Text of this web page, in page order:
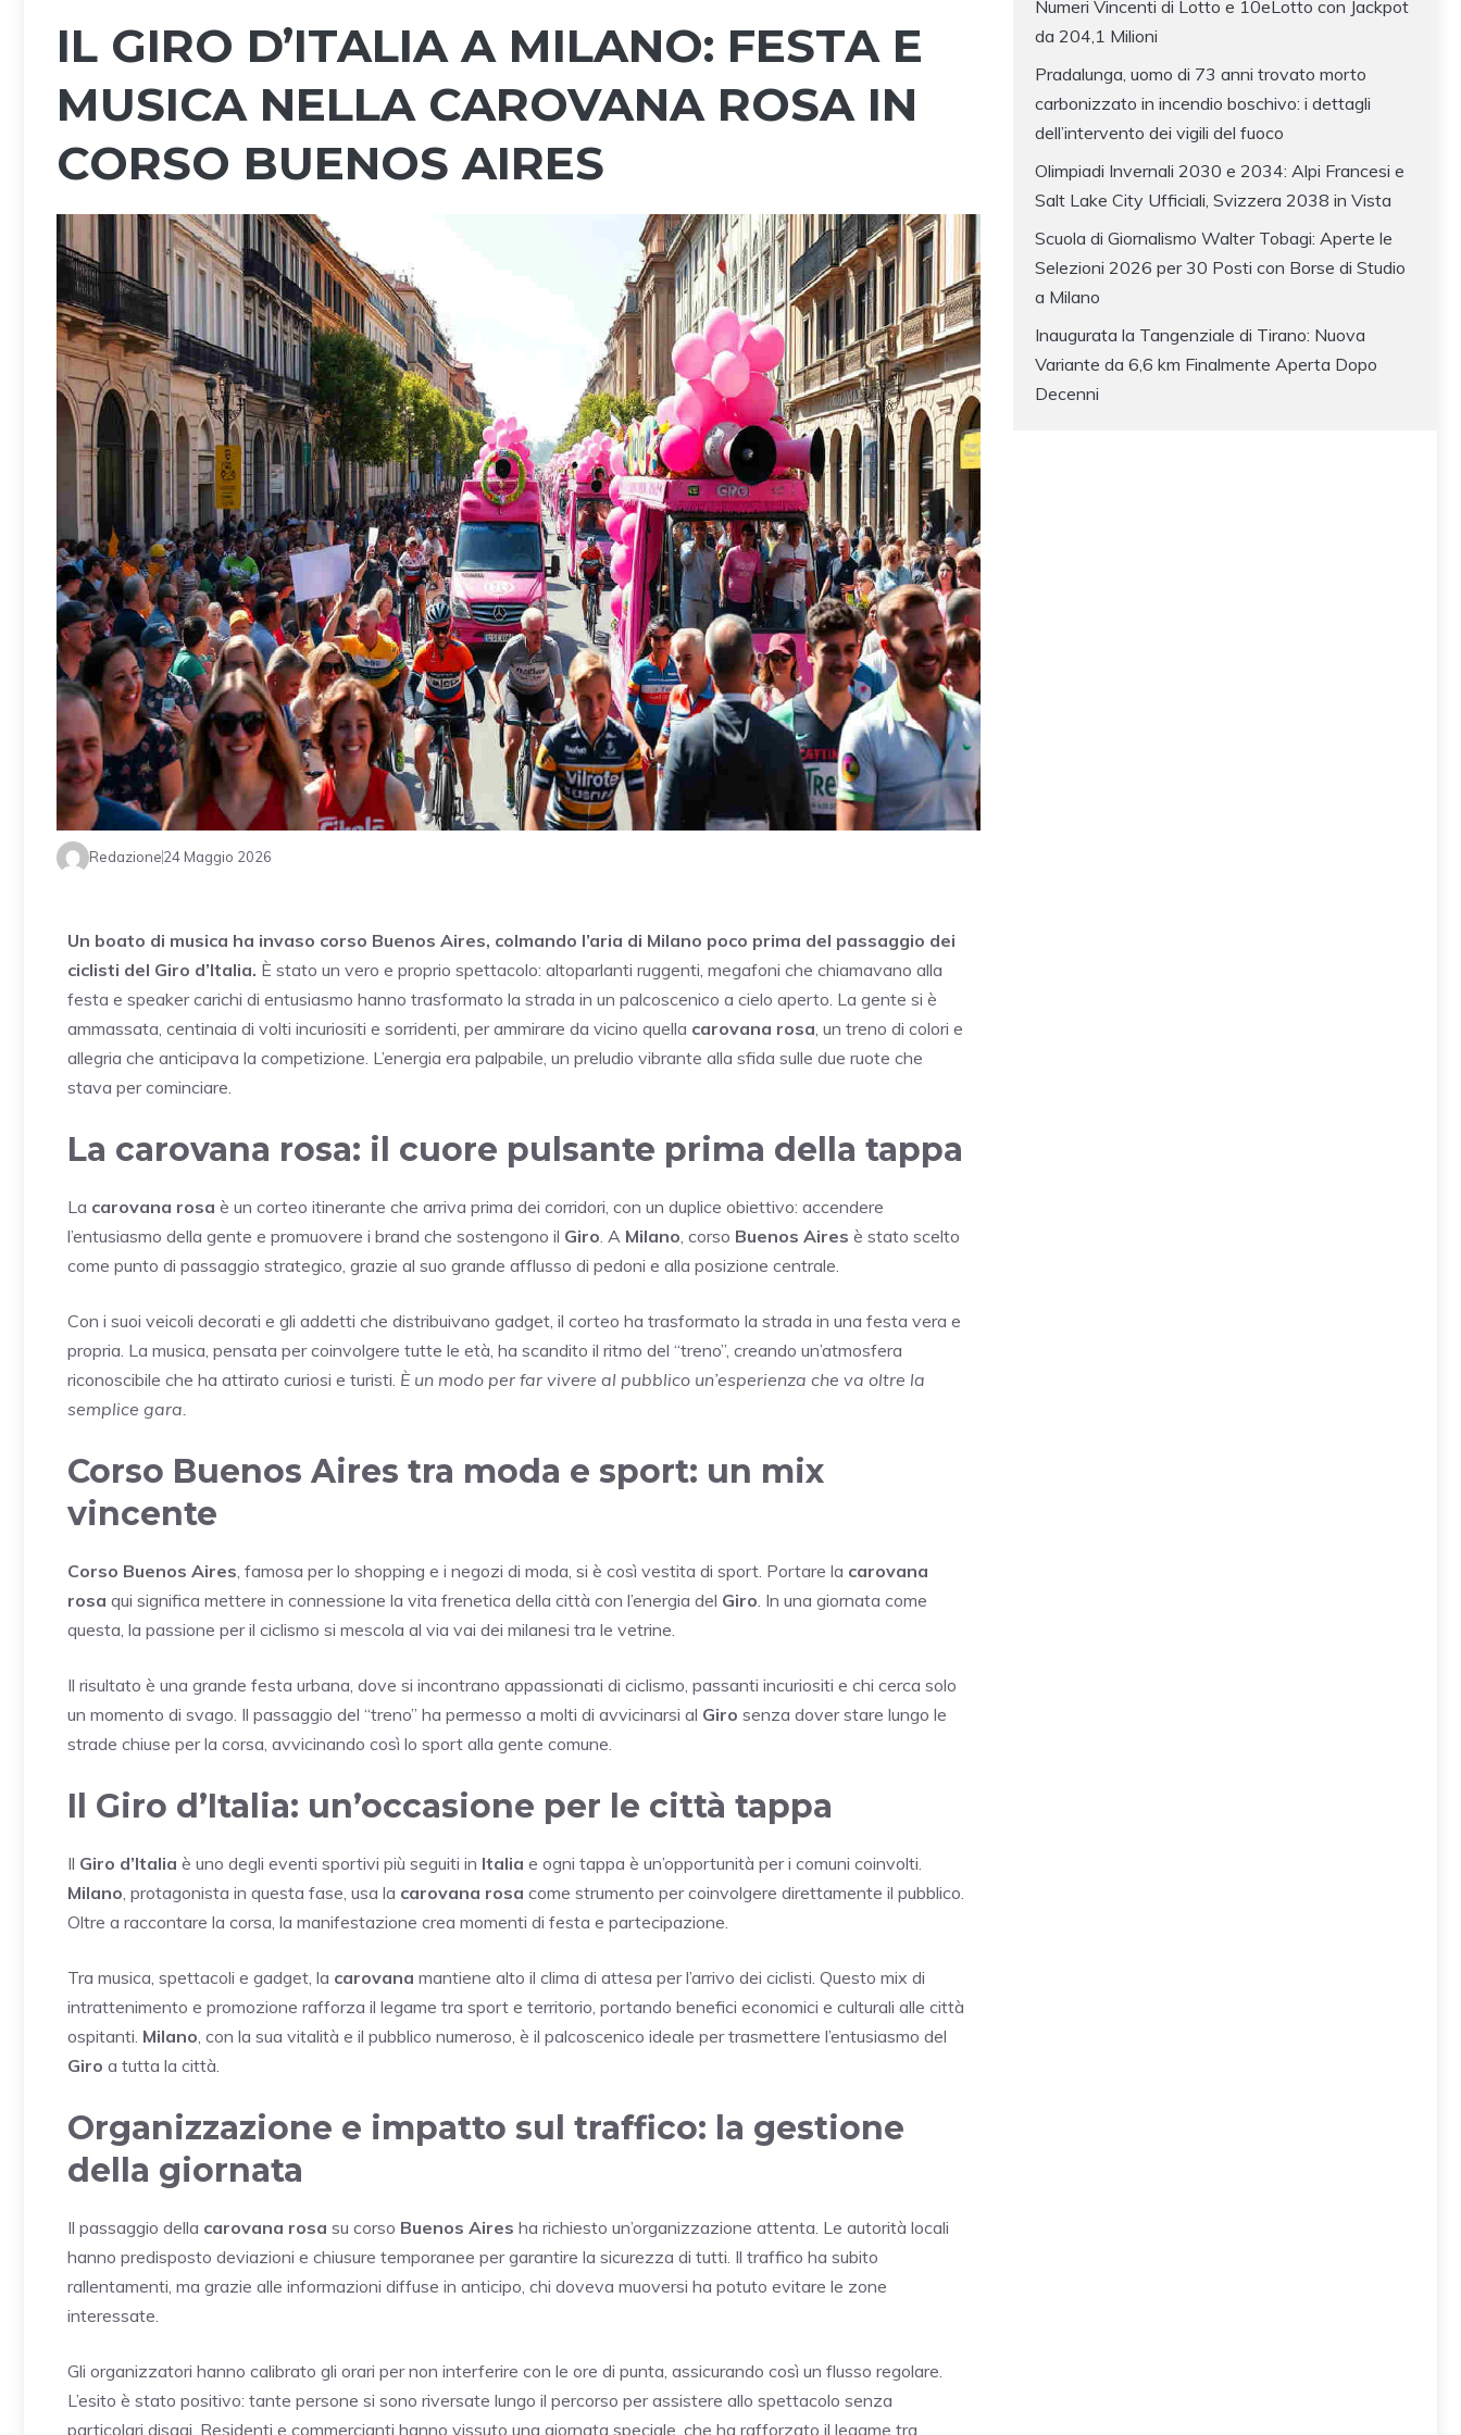
IL GIRO D’ITALIA A MILANO: FESTA E
MUSICA NELLA CAROVANA ROSA IN
CORSO BUENOS AIRES
Redazione24 Maggio 2026
Un boato di musica ha invaso corso Buenos Aires, colmando l’aria di Milano poco prima del passaggio dei
ciclisti del Giro d’Italia. È stato un vero e proprio spettacolo: altoparlanti ruggenti, megafoni che chiamavano alla
festa e speaker carichi di entusiasmo hanno trasformato la strada in un palcoscenico a cielo aperto. La gente si è
ammassata, centinaia di volti incuriositi e sorridenti, per ammirare da vicino quella carovana rosa , un treno di colori e
allegria che anticipava la competizione. L’energia era palpabile, un preludio vibrante alla sfida sulle due ruote che
stava per cominciare.
La carovana rosa: il cuore pulsante prima della tappa
La carovana rosa è un corteo itinerante che arriva prima dei corridori, con un duplice obiettivo: accendere
l’entusiasmo della gente e promuovere i brand che sostengono il Giro . A Milano , corso Buenos Aires è stato scelto
come punto di passaggio strategico, grazie al suo grande afflusso di pedoni e alla posizione centrale.
Con i suoi veicoli decorati e gli addetti che distribuivano gadget, il corteo ha trasformato la strada in una festa vera e
propria. La musica, pensata per coinvolgere tutte le età, ha scandito il ritmo del “treno”, creando un’atmosfera
riconoscibile che ha attirato curiosi e turisti. È un modo per far vivere al pubblico un’esperienza che va oltre la
semplice gara.
Corso Buenos Aires tra moda e sport: un mix
vincente
Corso Buenos Aires , famosa per lo shopping e i negozi di moda, si è così vestita di sport. Portare la carovana
rosa qui significa mettere in connessione la vita frenetica della città con l’energia del Giro . In una giornata come
questa, la passione per il ciclismo si mescola al via vai dei milanesi tra le vetrine.
Il risultato è una grande festa urbana, dove si incontrano appassionati di ciclismo, passanti incuriositi e chi cerca solo
un momento di svago. Il passaggio del “treno” ha permesso a molti di avvicinarsi al Giro senza dover stare lungo le
strade chiuse per la corsa, avvicinando così lo sport alla gente comune.
Il Giro d’Italia: un’occasione per le città tappa
Il Giro d’Italia è uno degli eventi sportivi più seguiti in Italia e ogni tappa è un’opportunità per i comuni coinvolti.
Milano , protagonista in questa fase, usa la carovana rosa come strumento per coinvolgere direttamente il pubblico.
Oltre a raccontare la corsa, la manifestazione crea momenti di festa e partecipazione.
Tra musica, spettacoli e gadget, la carovana mantiene alto il clima di attesa per l’arrivo dei ciclisti. Questo mix di
intrattenimento e promozione rafforza il legame tra sport e territorio, portando benefici economici e culturali alle città
ospitanti. Milano , con la sua vitalità e il pubblico numeroso, è il palcoscenico ideale per trasmettere l’entusiasmo del
Giro a tutta la città.
Organizzazione e impatto sul traffico: la gestione
della giornata
Il passaggio della carovana rosa su corso Buenos Aires ha richiesto un’organizzazione attenta. Le autorità locali
hanno predisposto deviazioni e chiusure temporanee per garantire la sicurezza di tutti. Il traffico ha subito
rallentamenti, ma grazie alle informazioni diffuse in anticipo, chi doveva muoversi ha potuto evitare le zone
interessate.
Gli organizzatori hanno calibrato gli orari per non interferire con le ore di punta, assicurando così un flusso regolare.
L’esito è stato positivo: tante persone si sono riversate lungo il percorso per assistere allo spettacolo senza
particolari disagi. Residenti e commercianti hanno vissuto una giornata speciale, che ha rafforzato il legame tra
Numeri Vincenti di Lotto e 10eLotto con Jackpot
da 204,1 Milioni
Pradalunga, uomo di 73 anni trovato morto
carbonizzato in incendio boschivo: i dettagli
dell’intervento dei vigili del fuoco
Olimpiadi Invernali 2030 e 2034: Alpi Francesi e
Salt Lake City Ufficiali, Svizzera 2038 in Vista
Scuola di Giornalismo Walter Tobagi: Aperte le
Selezioni 2026 per 30 Posti con Borse di Studio
a Milano
Inaugurata la Tangenziale di Tirano: Nuova
Variante da 6,6 km Finalmente Aperta Dopo
Decenni